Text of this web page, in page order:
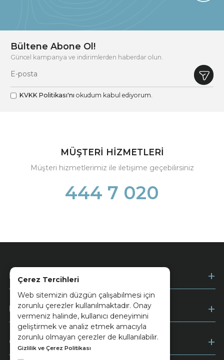
Çerez Tercihleri
Web sitemizin düzgün çalışabilmesi için
zorunlu çerezler kullanılmaktadır. Onay
vermeniz halinde, kullanıcı deneyimini
geliştirmek ve analiz etmek amacıyla
zorunlu olmayan çerezler de kullanılabilir.
Gizlilik ve Çerez Politikası
Bültene Abone Ol!
Güncel kampanya ve indirimlerden haberdar olun.
KVKK Politikası'nı okudum kabul ediyorum.
MÜŞTERİ HİZMETLERİ
Müşteri hizmetlerimiz ile iletişime geçebilirsiniz
444 7 020
Kurumsal
Müşteri Hizmetleri
Ödeme